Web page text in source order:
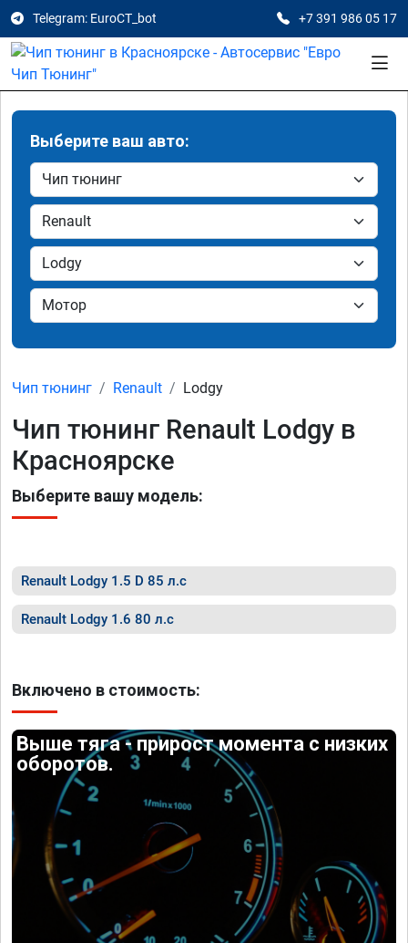
Telegram: EuroCT_bot +7 391 986 05 17
Выберите ваш авто:
Чип тюнинг Renault Lodgy
Чип тюнинг Renault Lodgy в
Красноярске
Выберите вашу модель:
Renault Lodgy 1.5 D 85 л.с
Renault Lodgy 1.6 80 л.с
Включено в стоимость:
Выше тяга - прирост момента с низких
оборотов.